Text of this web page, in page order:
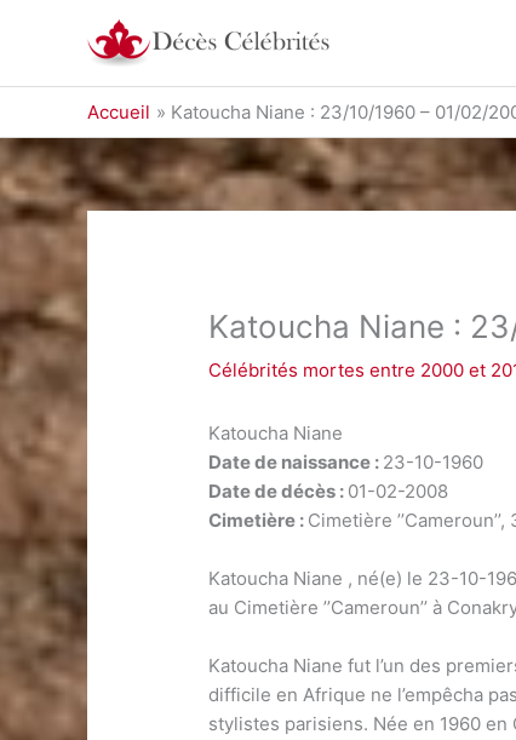
Accueil
Katoucha Niane : 23/10/1960 – 01/02/
Katoucha Niane :
Célébrités mortes entre 2000 et
Katoucha Niane
Date de naissance : 23-10-1960
Date de décès : 01-02-2008
Cimetière : Cimetière
Katoucha Niane , né(e) le 23-10-
au Cimetière ’’Cameroun’’ à
Katoucha Niane fut l’un des
difficile en Afrique ne l’empêcha
stylistes parisiens. Née en 1960